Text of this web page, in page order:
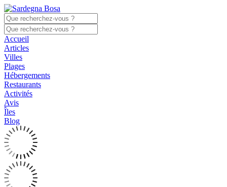
Accueil
Articles
Villes
Plages
Hébergements
Restaurants
Activités
Avis
Îles
Blog